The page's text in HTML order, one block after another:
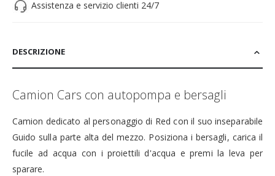
Assistenza e servizio clienti 24/7
DESCRIZIONE
Camion Cars con autopompa e bersagli
Camion dedicato al personaggio di Red con il suo inseparabile
Guido sulla parte alta del mezzo. Posiziona i bersagli, carica il
fucile ad acqua con i proiettili d'acqua e premi la leva per
sparare.